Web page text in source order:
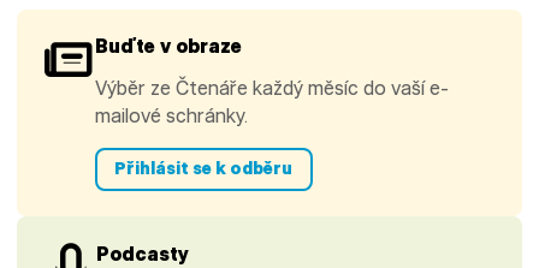
Buďte v obraze
Výběr ze Čtenáře každý měsíc do vaší e-
mailové schránky.
Přihlásit se k odběru
Podcasty